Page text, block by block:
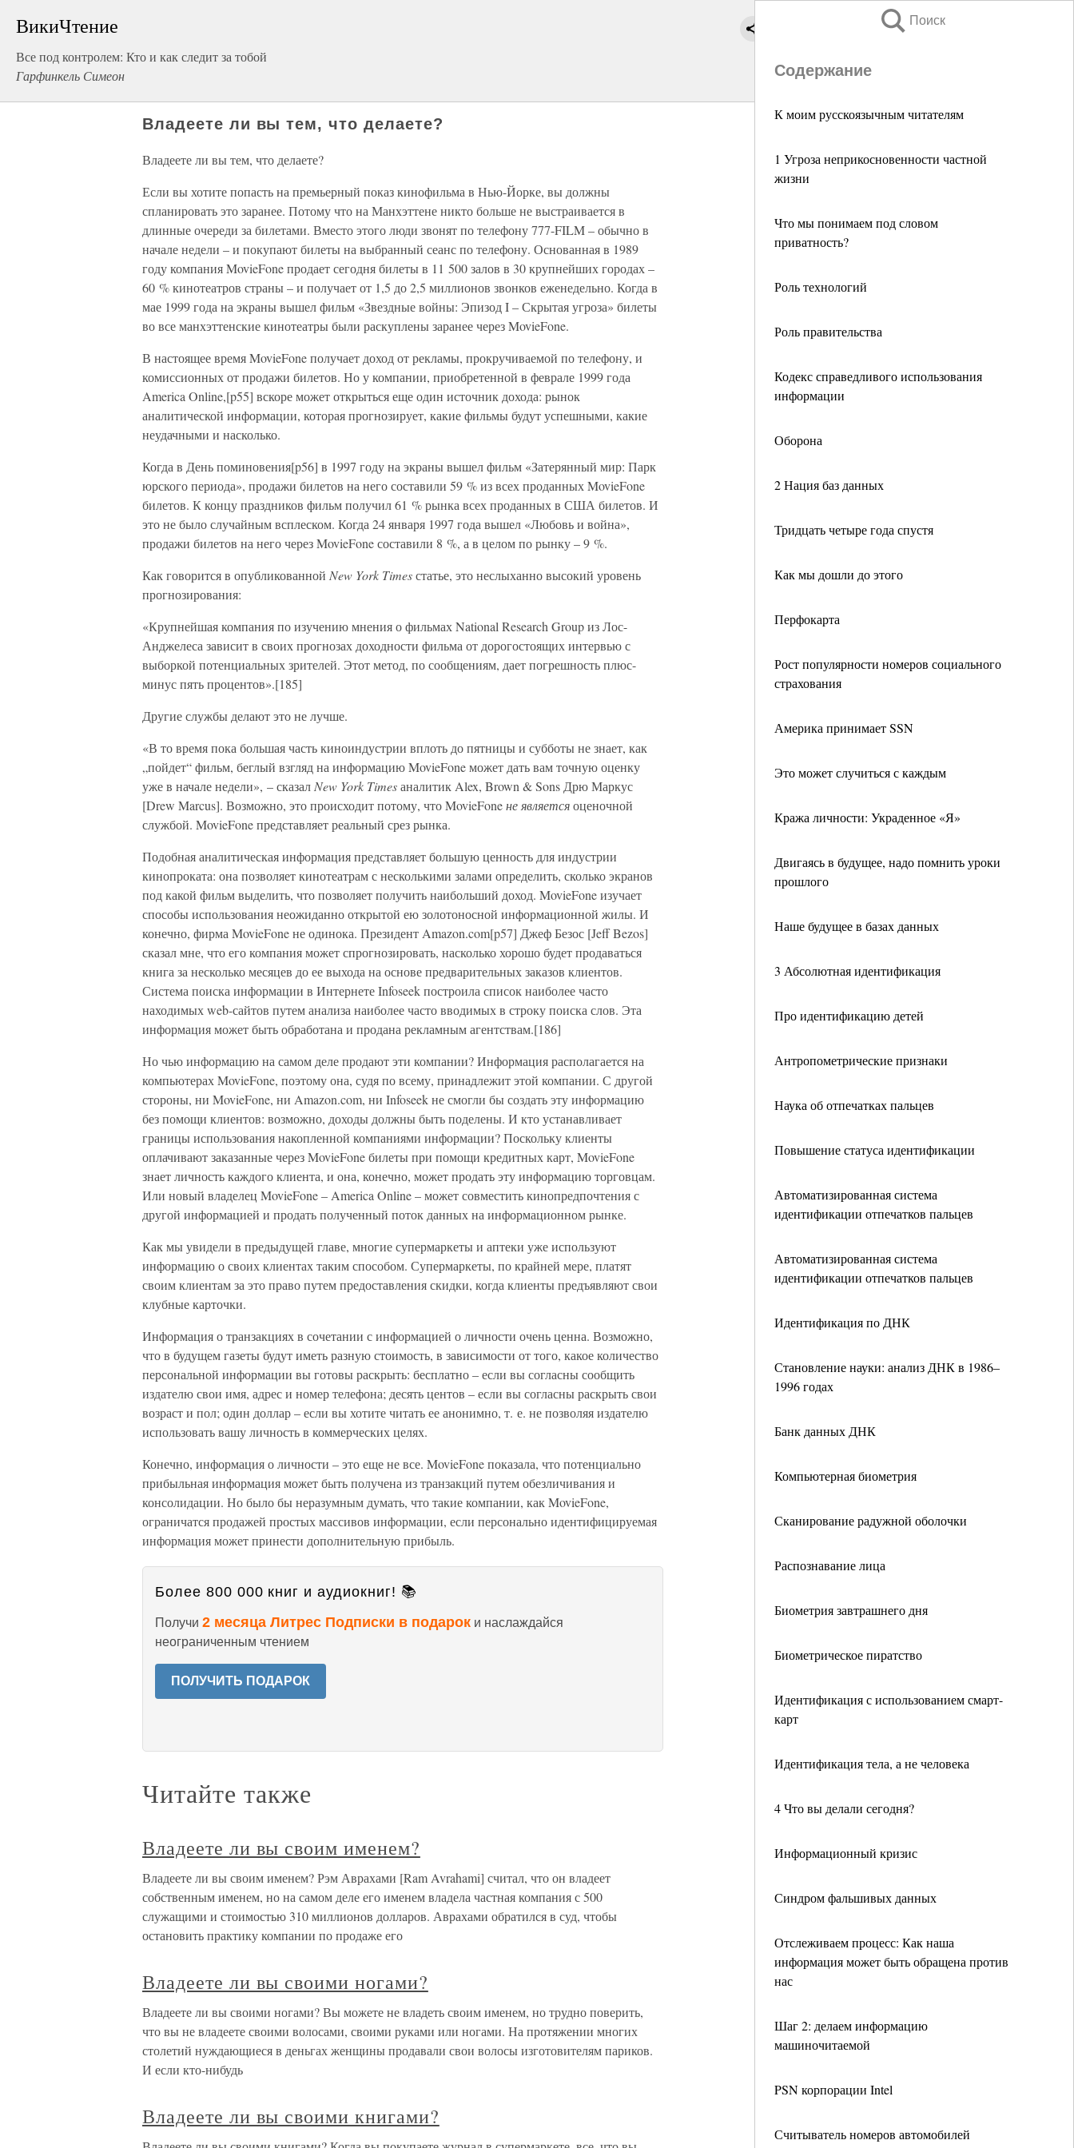
ВикиЧтение
Все под контролем: Кто и как следит за тобой
Гарфинкель Симеон
Поиск
Содержание
К моим русскоязычным читателям
1 Угроза неприкосновенности частной
жизни
Что мы понимаем под словом
приватность?
Роль технологий
Роль правительства
Кодекс справедливого использования
информации
Оборона
2 Нация баз данных
Тридцать четыре года спустя
Как мы дошли до этого
Перфокарта
Рост популярности номеров социального
страхования
Америка принимает SSN
Это может случиться с каждым
Кража личности: Украденное «Я»
Двигаясь в будущее, надо помнить уроки
прошлого
Наше будущее в базах данных
3 Абсолютная идентификация
Про идентификацию детей
Антропометрические признаки
Наука об отпечатках пальцев
Повышение статуса идентификации
Автоматизированная система
идентификации отпечатков пальцев
Автоматизированная система
идентификации отпечатков пальцев
Идентификация по ДНК
Становление науки: анализ ДНК в 1986–
1996 годах
Банк данных ДНК
Компьютерная биометрия
Сканирование радужной оболочки
Распознавание лица
Биометрия завтрашнего дня
Биометрическое пиратство
Идентификация с использованием смарт-
карт
Идентификация тела, а не человека
4 Что вы делали сегодня?
Информационный кризис
Синдром фальшивых данных
Отслеживаем процесс: Как наша
информация может быть обращена против
нас
Шаг 2: делаем информацию
машиночитаемой
PSN корпорации Intel
Считыватель номеров автомобилей
Владеете ли вы тем, что делаете?
Владеете ли вы тем, что делаете?
Если вы хотите попасть на премьерный показ кинофильма в Нью-Йорке, вы должны
спланировать это заранее. Потому что на Манхэттене никто больше не выстраивается в
длинные очереди за билетами. Вместо этого люди звонят по телефону 777-FILM – обычно в
начале недели – и покупают билеты на выбранный сеанс по телефону. Основанная в 1989
году компания MovieFone продает сегодня билеты в 11 500 залов в 30 крупнейших городах –
60 % кинотеатров страны – и получает от 1,5 до 2,5 миллионов звонков еженедельно. Когда в
мае 1999 года на экраны вышел фильм «Звездные войны: Эпизод I – Скрытая угроза» билеты
во все манхэттенские кинотеатры были раскуплены заранее через MovieFone.
В настоящее время MovieFone получает доход от рекламы, прокручиваемой по телефону, и
комиссионных от продажи билетов. Но у компании, приобретенной в феврале 1999 года
America Online,[p55] вскоре может открыться еще один источник дохода: рынок
аналитической информации, которая прогнозирует, какие фильмы будут успешными, какие
неудачными и насколько.
Когда в День поминовения[p56] в 1997 году на экраны вышел фильм «Затерянный мир: Парк
юрского периода», продажи билетов на него составили 59 % из всех проданных MovieFone
билетов. К концу праздников фильм получил 61 % рынка всех проданных в США билетов. И
это не было случайным всплеском. Когда 24 января 1997 года вышел «Любовь и война»,
продажи билетов на него через MovieFone составили 8 %, а в целом по рынку – 9 %.
Как говорится в опубликованной New York Timesстатье, это неслыханно высокий уровень
прогнозирования:
«Крупнейшая компания по изучению мнения о фильмах National Research Group из Лос-
Анджелеса зависит в своих прогнозах доходности фильма от дорогостоящих интервью с
выборкой потенциальных зрителей. Этот метод, по сообщениям, дает погрешность плюс-
минус пять процентов».[185]
Другие службы делают это не лучше.
«В то время пока большая часть киноиндустрии вплоть до пятницы и субботы не знает, как
„пойдет“ фильм, беглый взгляд на информацию MovieFone может дать вам точную оценку
уже в начале недели», – сказал New York Timesаналитик Alex, Brown & Sons Дрю Маркус
[Drew Marcus]. Возможно, это происходит потому, что MovieFoneне являетсяоценочной
службой. MovieFone представляет реальный срез рынка.
Подобная аналитическая информация представляет большую ценность для индустрии
кинопроката: она позволяет кинотеатрам с несколькими залами определить, сколько экранов
под какой фильм выделить, что позволяет получить наибольший доход. MovieFone изучает
способы использования неожиданно открытой ею золотоносной информационной жилы. И
конечно, фирма MovieFone не одинока. Президент Amazon.com[p57] Джеф Безос [Jeff Bezos]
сказал мне, что его компания может спрогнозировать, насколько хорошо будет продаваться
книга за несколько месяцев до ее выхода на основе предварительных заказов клиентов.
Система поиска информации в Интернете Infoseek построила список наиболее часто
находимых web-сайтов путем анализа наиболее часто вводимых в строку поиска слов. Эта
информация может быть обработана и продана рекламным агентствам.[186]
Но чью информацию на самом деле продают эти компании? Информация располагается на
компьютерах MovieFone, поэтому она, судя по всему, принадлежит этой компании. С другой
стороны, ни MovieFone, ни Amazon.com, ни Infoseek не смогли бы создать эту информацию
без помощи клиентов: возможно, доходы должны быть поделены. И кто устанавливает
границы использования накопленной компаниями информации? Поскольку клиенты
оплачивают заказанные через MovieFone билеты при помощи кредитных карт, MovieFone
знает личность каждого клиента, и она, конечно, может продать эту информацию торговцам.
Или новый владелец MovieFone – America Online – может совместить кинопредпочтения с
другой информацией и продать полученный поток данных на информационном рынке.
Как мы увидели в предыдущей главе, многие супермаркеты и аптеки уже используют
информацию о своих клиентах таким способом. Супермаркеты, по крайней мере, платят
своим клиентам за это право путем предоставления скидки, когда клиенты предъявляют свои
клубные карточки.
Информация о транзакциях в сочетании с информацией о личности очень ценна. Возможно,
что в будущем газеты будут иметь разную стоимость, в зависимости от того, какое количество
персональной информации вы готовы раскрыть: бесплатно – если вы согласны сообщить
издателю свои имя, адрес и номер телефона; десять центов – если вы согласны раскрыть свои
возраст и пол; один доллар – если вы хотите читать ее анонимно, т. е. не позволяя издателю
использовать вашу личность в коммерческих целях.
Конечно, информация о личности – это еще не все. MovieFone показала, что потенциально
прибыльная информация может быть получена из транзакций путем обезличивания и
консолидации. Но было бы неразумным думать, что такие компании, как MovieFone,
ограничатся продажей простых массивов информации, если персонально идентифицируемая
информация может принести дополнительную прибыль.
Более 800 000 книг и аудиокниг! 📚
Получи 2 месяца Литрес Подписки в подарок и наслаждайся
неограниченным чтением
ПОЛУЧИТЬ ПОДАРОК
Читайте также
Владеете ли вы своим именем?
Владеете ли вы своим именем? Рэм Аврахами [Ram Avrahami] считал, что он владеет
собственным именем, но на самом деле его именем владела частная компания с 500
служащими и стоимостью 310 миллионов долларов. Аврахами обратился в суд, чтобы
остановить практику компании по продаже его
Владеете ли вы своими ногами?
Владеете ли вы своими ногами? Вы можете не владеть своим именем, но трудно поверить,
что вы не владеете своими волосами, своими руками или ногами. На протяжении многих
столетий нуждающиеся в деньгах женщины продавали свои волосы изготовителям париков.
И если кто-нибудь
Владеете ли вы своими книгами?